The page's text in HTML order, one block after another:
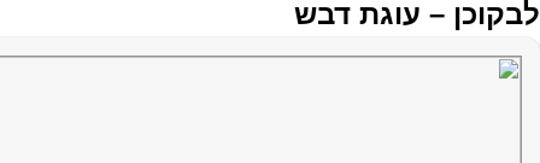
לבקוכן – עוגת דבש